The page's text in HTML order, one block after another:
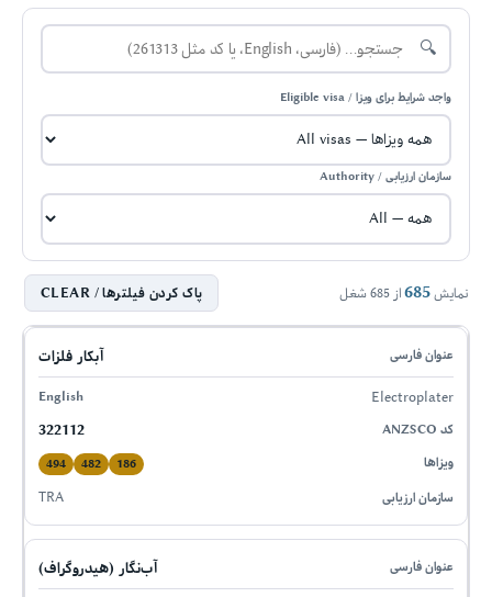
🔍
واجد شرایط برای ویزا / Eligible visa
سازمان ارزیابی / Authority
نمایش 685 از 685 شغل پاک کردن فیلترها / CLEAR
عنوان فارسی ویزاهای واجد شرایط
آبکار فلزات
Electroplater
322112
186
482
494
TRA
آب‌نگار (هیدروگراف)